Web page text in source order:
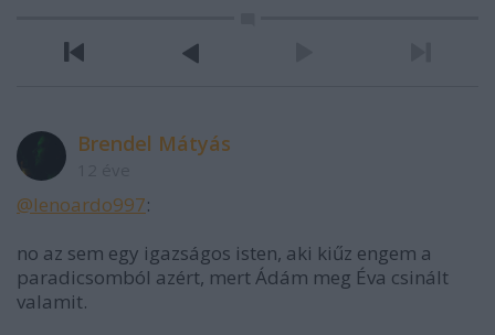
Brendel Mátyás
@lenoardo997:
no az sem egy igazságos isten, aki kiűz engem a
paradicsomból azért, mert Ádám meg Éva csinált
valamit.